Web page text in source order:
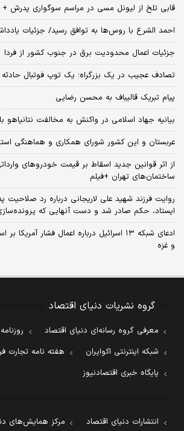
قابی تلخ از لیونل مسی در مراسم سوگواری پدرش
احمد الشرع با روس‌ها به توافق رسید/ جزئیات
جزئیات اعمال محدودیت برق در جنوب کشور از فردا
تصادف عجیب در یک بزرگراه؛ یک توپ فوتبال حادثه‌
پیام تبریک قالیباف به محسن رضایی
بیانیه جهاد اسلامی در واکنش به مخالفت نتانیاهو با ۱۵ بند توافق
عربستان و این کشور شورای همکاری و هماهنگی
از اثر قوانین جدید اسقاط بر قیمت خودروهای
ساختمان‌های تهران +فیلم
روایت فرزند شهید علی لاریجانی درباره رد صلاحیت
ایستاد، حکم صادر شد و دست آنهایی که
ادعای شبکه ۱۳ اسرائیل درباره اعمال فشار
و غزه
گروه نشریات دنیای اقتصاد
معرفی گروه رسانه‌ای دنیای اقتصاد
شبکه اینترنتی اکوایران
هفته نامه تجارت
پایگاه خبری اقتصادنیوز
انتشارات دنیای اقتصاد
مرکز همایش‌های